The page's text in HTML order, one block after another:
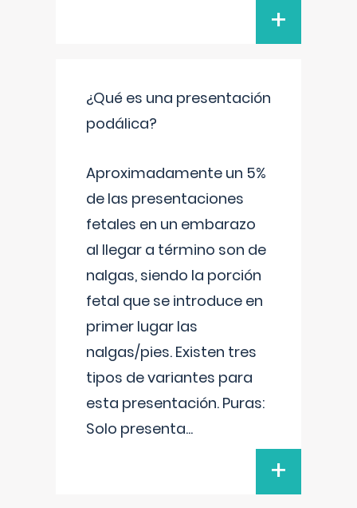
+
¿Qué es una presentación
podálica?
Aproximadamente un 5%
de las presentaciones
fetales en un embarazo
al llegar a término son de
nalgas, siendo la porción
fetal que se introduce en
primer lugar las
nalgas/pies. Existen tres
tipos de variantes para
esta presentación. Puras:
Solo presenta...
+